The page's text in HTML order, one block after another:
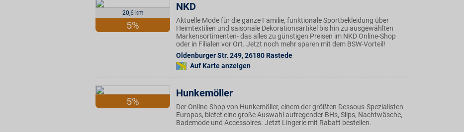
20,6 km
5%
NKD
Aktuelle Mode für die ganze Familie, funktionale Sportbekleidung über
Heimtextilien und saisonale Dekorationsartikel bis hin zu ausgewählten
Markensortimenten- das alles zu günstigen Preisen im NKD Online-Shop
oder in Filialen vor Ort. Jetzt noch mehr sparen mit dem BSW-Vorteil!
Oldenburger Str. 249,26180 Rastede
Auf Karte anzeigen
5%
Hunkemöller
Der Online-Shop von Hunkemöller, einem der größten Dessous-Spezialisten
Europas, bietet eine große Auswahl aufregender BHs, Slips, Nachtwäsche,
Bademode und Accessoires. Jetzt Lingerie mit Rabatt bestellen.